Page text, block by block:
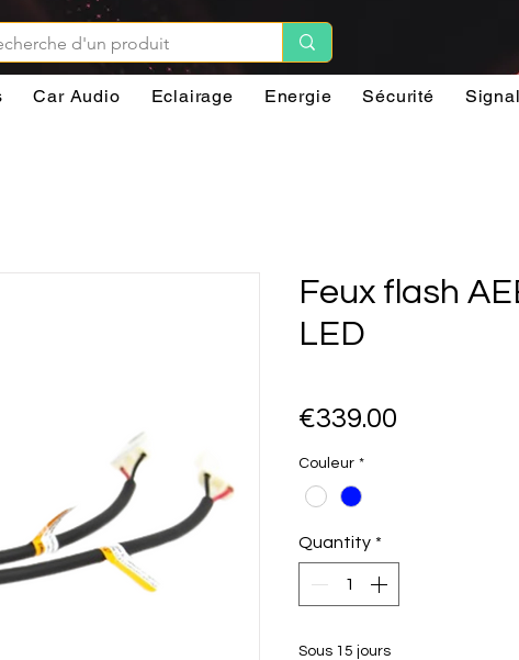
Car Audio Eclairage Energie Sécurité
Feux flash
LED
€339.00
Couleur *
Quantity *
Sous 15 jours